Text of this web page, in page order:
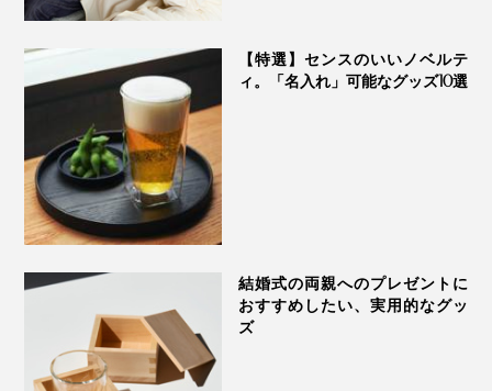
【特選】センスのいいノベルテ
ィ。「名入れ」可能なグッズ10選
結婚式の両親へのプレゼントに
おすすめしたい、実用的なグッ
ズ